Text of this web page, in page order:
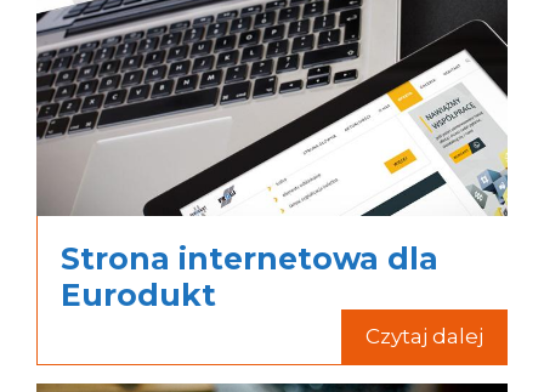
Strona internetowa dla
Eurodukt
Czytaj dalej